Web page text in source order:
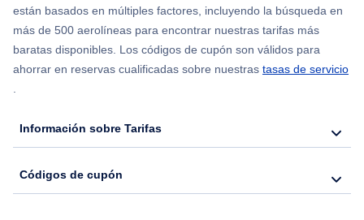
están basados en múltiples factores, incluyendo la búsqueda en
más de 500 aerolíneas para encontrar nuestras tarifas más
baratas disponibles. Los códigos de cupón son válidos para
ahorrar en reservas cualificadas sobre nuestras tasas de servicio
.
Información sobre Tarifas
Códigos de cupón